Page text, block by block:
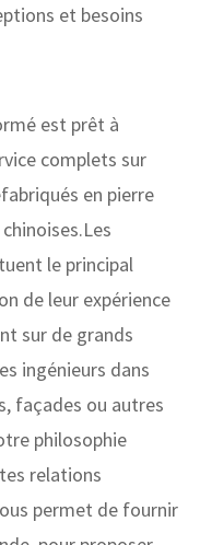
et besoins
est prêt à
complets sur
en pierre
le principal
de leur expérience
sur de grands
ingénieurs dans
façades ou autres
philosophie
relations
permet de fournir